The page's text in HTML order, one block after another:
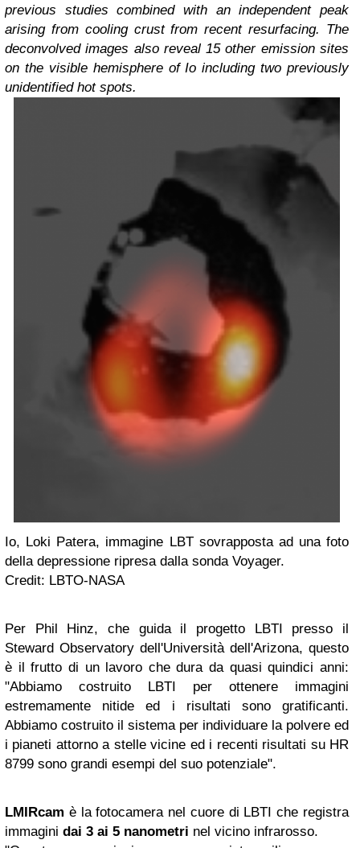
previous studies combined with an independent peak
arising from cooling crust from recent resurfacing. The
deconvolved images also reveal 15 other emission sites
on the visible hemisphere of Io including two previously
unidentified hot spots.
Io, Loki Patera, immagine LBT sovrapposta ad una foto
della depressione ripresa dalla sonda Voyager.
Credit: LBTO-NASA
Per Phil Hinz, che guida il progetto LBTI presso il
Steward Observatory dell'Università dell'Arizona, questo
è il frutto di un lavoro che dura da quasi quindici anni:
"Abbiamo costruito LBTI per ottenere immagini
estremamente nitide ed i risultati sono gratificanti.
Abbiamo costruito il sistema per individuare la polvere ed
i pianeti attorno a stelle vicine ed i recenti risultati su HR
8799 sono grandi esempi del suo potenziale".
LMIRcam è la fotocamera nel cuore di LBTI che registra
immagini dai 3 ai 5 nanometri nel vicino infrarosso.